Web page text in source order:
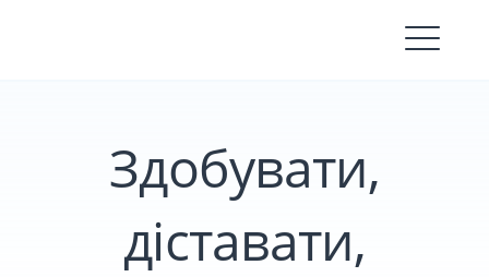
Здобувати,
діставати,